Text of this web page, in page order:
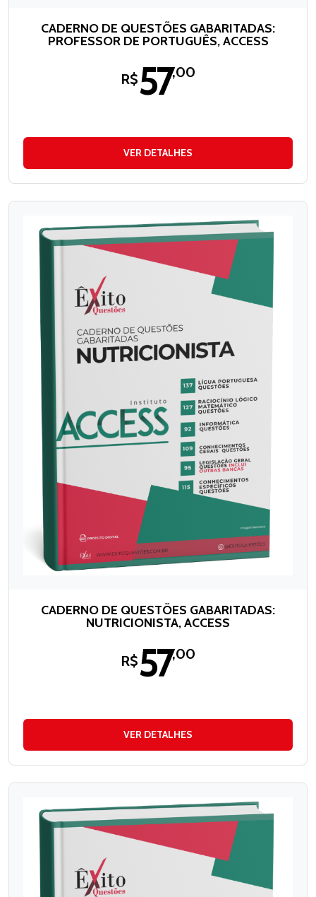
CADERNO DE QUESTÕES GABARITADAS:
PROFESSOR DE PORTUGUÊS, ACCESS
R$57,00
VER DETALHES
CADERNO DE QUESTÕES GABARITADAS:
NUTRICIONISTA, ACCESS
R$57,00
VER DETALHES